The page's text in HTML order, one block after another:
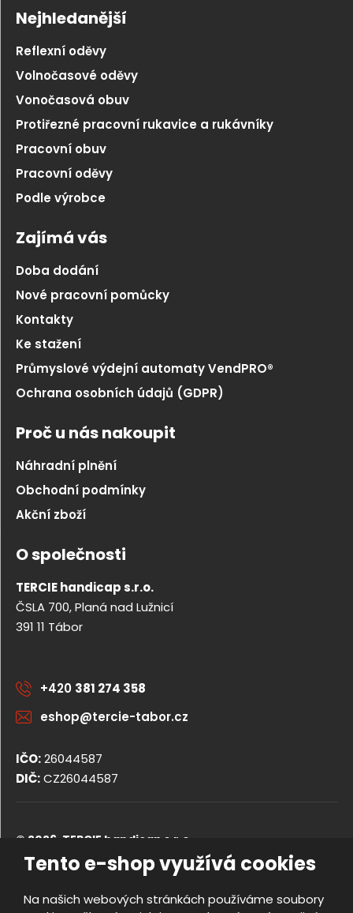
Tento e-shop využívá cookies
Na našich webových stránkách používáme soubory
Nejhledanější
Reflexní oděvy
Volnočasové oděvy
Vonočasová obuv
Protiřezné pracovní rukavice a rukávníky
Pracovní obuv
Pracovní oděvy
Podle výrobce
Zajímá vás
Doba dodání
Nové pracovní pomůcky
Kontakty
Ke stažení
Průmyslové výdejní automaty VendPRO®
Ochrana osobních údajů (GDPR)
Proč u nás nakoupit
Náhradní plnění
Obchodní podmínky
Akční zboží
O společnosti
TERCIE handicap s.r.o.
ČSLA 700, Planá nad Lužnicí
391 11 Tábor
+420 381 274 358
eshop@tercie-tabor.cz
IČO:26044587
DIČ:CZ26044587
© 2026, TERCIE handicap s.r.o.
Obchodní podmínky
Ochrana osobních údajů
Prohlášení o přístupnosti